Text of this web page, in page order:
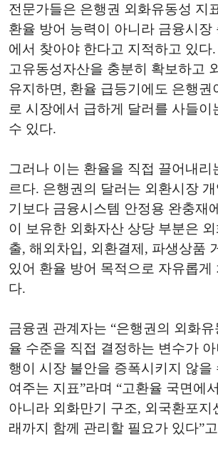
전문가들은 은행권 외화유동성 지
환율 방어 능력이 아니라 금융시장
에서 찾아야 한다고 지적하고 있다
고유동성자산을 충분히 확보하고
유지하면, 환율 급등기에도 은행권
로 시장에서 급하게 달러를 사들이
수 있다.
그러나 이는 환율을 직접 끌어내리
르다. 은행권의 달러는 외환시장
기보다 금융시스템 안정용 완충재
이 보유한 외화자산 상당 부분은
출, 해외차입, 외환결제, 파생상품
있어 환율 방어 목적으로 자유롭게
다.
금융권 관계자는 “은행권의 외화
율 수준을 직접 결정하는 변수가
행이 시장 불안을 증폭시키지 않을
여주는 지표”라며 “고환율 국면에
아니라 외화만기 구조, 외국환포지
래까지 함께 관리할 필요가 있다”